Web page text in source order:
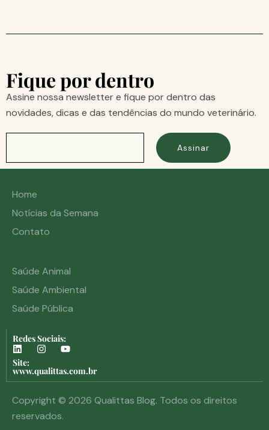
Fique por dentro
Assine nossa newsletter e fique por dentro das
novidades, dicas e das tendências do mundo veterinário.
Assinar
Home
Notícias da Semana
Contato
Saúde Animal
Saúde Ambiental
Saúde Pública
Redes Sociais:
Site:
www.qualittas.com.br
Copyright © 2026 Qualittas Blog. Todos os direitos
reservados.